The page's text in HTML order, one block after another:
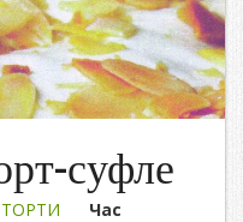
суфле
ТОРТИ
Час